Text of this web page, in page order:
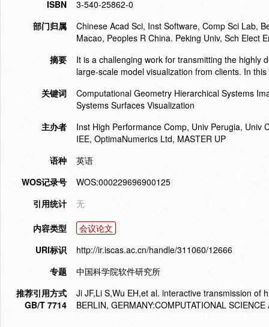
ISBN
3-540-25862-0
部门归属
Chinese Acad Sci, Inst Software, Comp Sci Lab,
Macao, Peoples R China. Peking Univ, Sch Elect
摘要
It is a challenging work for transmitting the highly
large-scale model visualization from clients. In
关键词
Computational Geometry Hierarchical Systems
Systems Surfaces Visualization
主办者
Inst High Performance Comp, Univ Perugia, Univ
IEE, OptimaNumerics Ltd, MASTER UP
语种
英语
WOS记录号
WOS:000229696900125
引用统计
无
内容类型
会议论文
URI标识
http://ir.iscas.ac.cn/handle/311060/12666
专题
中国科学院软件研究所
推荐引用方式
GB/T 7714
Ji JF,Li S,Wu EH,et al. interactive transmission of
BERLIN, GERMANY:COMPUTATIONAL